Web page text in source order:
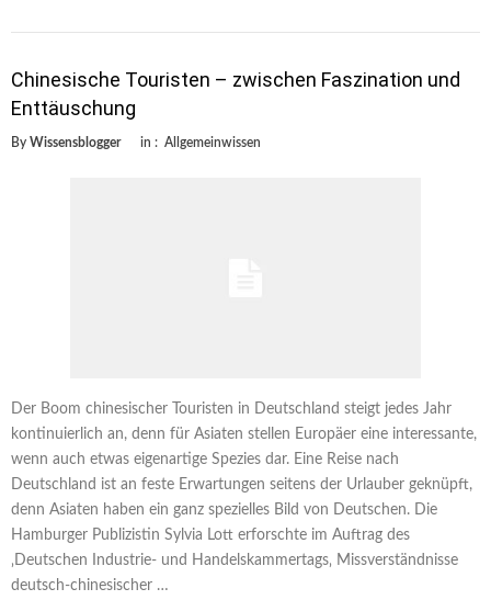
Chinesische Touristen – zwischen Faszination und
Enttäuschung
By Wissensblogger in : Allgemeinwissen
Der Boom chinesischer Touristen in Deutschland steigt jedes Jahr
kontinuierlich an, denn für Asiaten stellen Europäer eine interessante,
wenn auch etwas eigenartige Spezies dar. Eine Reise nach
Deutschland ist an feste Erwartungen seitens der Urlauber geknüpft,
denn Asiaten haben ein ganz spezielles Bild von Deutschen. Die
Hamburger Publizistin Sylvia Lott erforschte im Auftrag des
‚Deutschen Industrie- und Handelskammertags‚ Missverständnisse
deutsch-chinesischer …